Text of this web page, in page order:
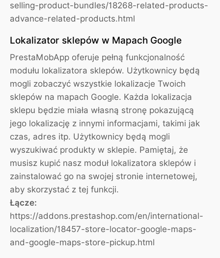
selling-product-bundles/18268-related-products-
advance-related-products.html
Lokalizator sklepów w Mapach Google
PrestaMobApp oferuje pełną funkcjonalność
modułu lokalizatora sklepów. Użytkownicy będą
mogli zobaczyć wszystkie lokalizacje Twoich
sklepów na mapach Google. Każda lokalizacja
sklepu będzie miała własną stronę pokazującą
jego lokalizację z innymi informacjami, takimi jak
czas, adres itp. Użytkownicy będą mogli
wyszukiwać produkty w sklepie. Pamiętaj, że
musisz kupić nasz moduł lokalizatora sklepów i
zainstalować go na swojej stronie internetowej,
aby skorzystać z tej funkcji.
Łącze:
https://addons.prestashop.com/en/international-
localization/18457-store-locator-google-maps-
and-google-maps-store-pickup.html